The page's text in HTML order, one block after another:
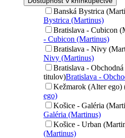
Banská Bystrica
Bystrica (Martinus)
Bratislava - Cubicon
- Cubicon (Martinus)
Bratislava - Nivy
Nivy (Martinus)
Bratislava -
titulov)Bratislava -
Kežmarok (Alter ego)
ego)
Košice - Galéria
Galéria (Martinus)
Košice - Urban
(Martinus)